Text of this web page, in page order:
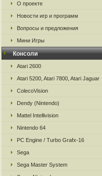
О проекте
Новости игр и программ
Вопросы и предложения
Мини Игры
Консоли
Atari 2600
Atari 5200, Atari 7800, Atari Jaguar
ColecoVision
Dendy (Nintendo)
Mattel Intellivision
Nintendo 64
PC Engine / Turbo Grafx-16
Sega
Sega Master System